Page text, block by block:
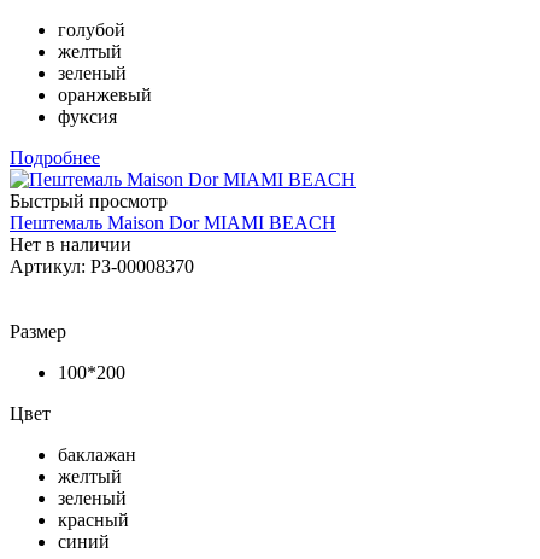
голубой
желтый
зеленый
оранжевый
фуксия
Подробнее
Быстрый просмотр
Пештемаль Maison Dor MIAMI BEACH
Нет в наличии
Артикул: РЗ-00008370
Размер
100*200
Цвет
баклажан
желтый
зеленый
красный
синий